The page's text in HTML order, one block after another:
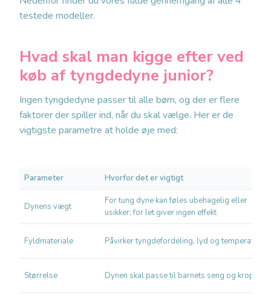
testede modeller.
Hvad skal man kigge efter ved
køb af tyngdedyne junior?
Ingen tyngdedyne passer til alle børn, og der er flere
faktorer der spiller ind, når du skal vælge. Her er de
vigtigste parametre at holde øje med:
Parameter Hvorfor det er vigtigt
Dynens vægt
For tung dyne kan føles ubehagelig eller
usikker; for let giver ingen effekt
Fyldmateriale Påvirker tyngdefordeling, lyd og temperatur
Størrelse Dynen skal passe til barnets seng og krop